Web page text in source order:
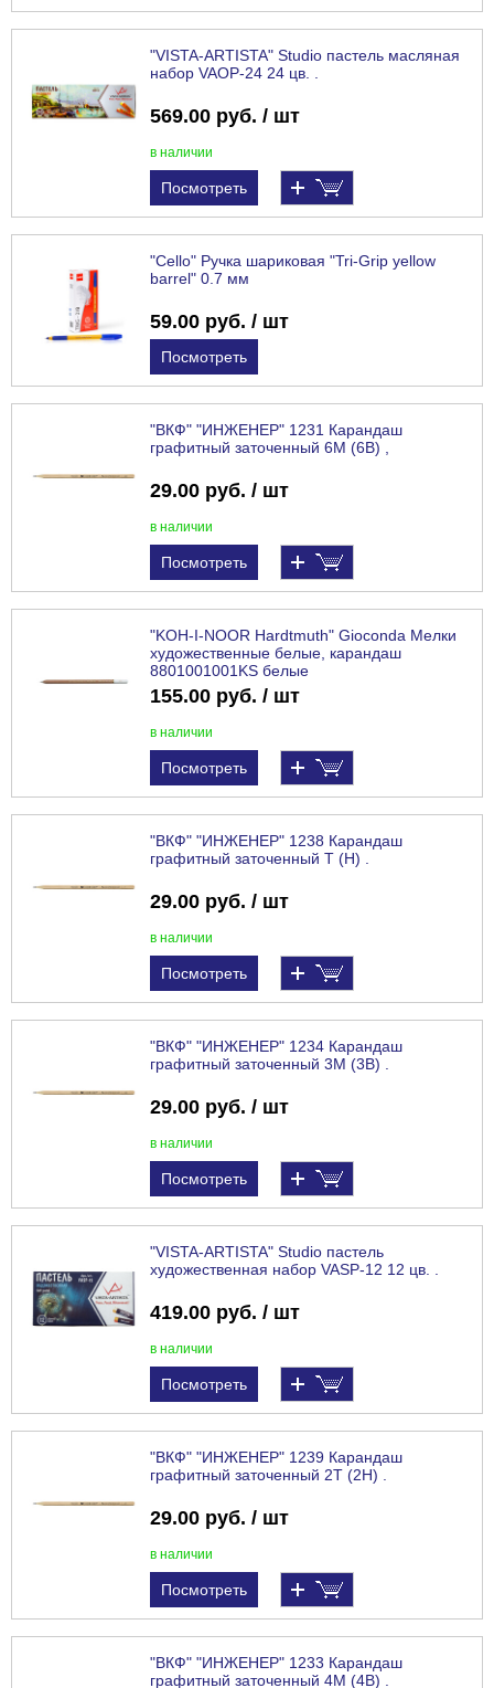
"VISTA-ARTISTA" Studio пастель масляная
набор VAOP-24 24 цв. .
569.00 руб. / шт
в наличии
Посмотреть
"Cello" Ручка шариковая "Tri-Grip yellow
barrel" 0.7 мм
59.00 руб. / шт
Посмотреть
"ВКФ" "ИНЖЕНЕР" 1231 Карандаш
графитный заточенный 6М (6B) ,
29.00 руб. / шт
в наличии
Посмотреть
"KOH-I-NOOR Hardtmuth" Gioconda Мелки
художественные белые, карандаш
8801001001KS белые
155.00 руб. / шт
в наличии
Посмотреть
"ВКФ" "ИНЖЕНЕР" 1238 Карандаш
графитный заточенный Т (H) .
29.00 руб. / шт
в наличии
Посмотреть
"ВКФ" "ИНЖЕНЕР" 1234 Карандаш
графитный заточенный 3М (3B) .
29.00 руб. / шт
в наличии
Посмотреть
"VISTA-ARTISTA" Studio пастель
художественная набор VASP-12 12 цв. .
419.00 руб. / шт
в наличии
Посмотреть
"ВКФ" "ИНЖЕНЕР" 1239 Карандаш
графитный заточенный 2Т (2H) .
29.00 руб. / шт
в наличии
Посмотреть
"ВКФ" "ИНЖЕНЕР" 1233 Карандаш
графитный заточенный 4М (4B) .